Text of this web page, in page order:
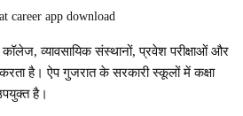
career app download
व्यावसायिक संस्थानों, प्रवेश परीक्षाओं और
है। ऐप गुजरात के सरकारी स्कूलों में कक्षा
है।